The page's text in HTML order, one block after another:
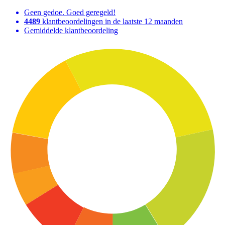
Geen gedoe. Goed geregeld!
4489 klantbeoordelingen in de laatste 12 maanden
Gemiddelde klantbeoordeling